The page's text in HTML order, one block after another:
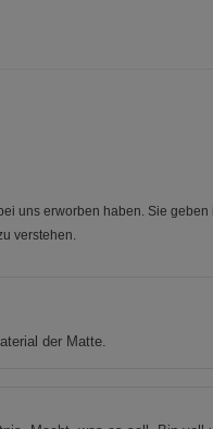
uns erworben haben. Sie
verstehen.
der Matte.